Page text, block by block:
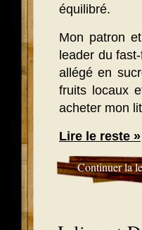
équilibré.
Mon patron
leader du
allégé en
fruits locaux
acheter mon
Lire le reste »
Continuer la